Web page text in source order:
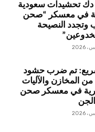
دك تحشيدات سعودية
في معسكر “صحن
وتجدد النصيحة
تم ضرب حشود
المخازن والآليات
في معسكر صحن
الجن